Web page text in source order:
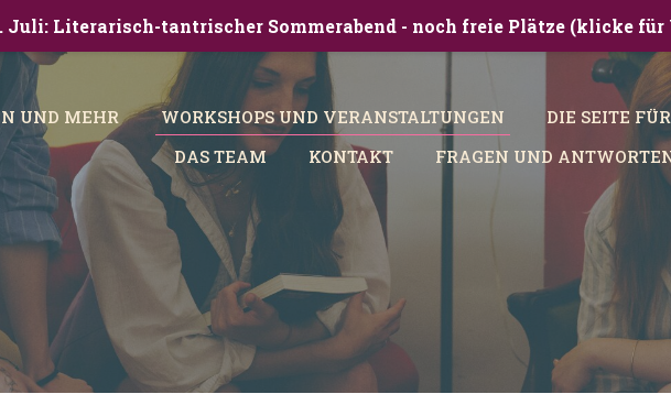
Juli: Literarisch-tantrischer Sommerabend - noch freie Plätze (klicke
UND MEHR WORKSHOPS UND VERANSTALTUNGEN
DIE SEITE
DAS TEAM
KONTAKT FRAGEN UND